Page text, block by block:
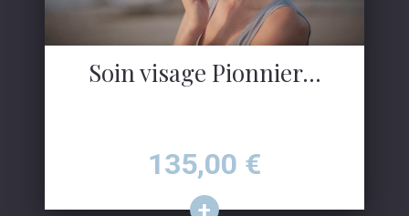
Soin visage Pionnier...
Prix
135,00 €